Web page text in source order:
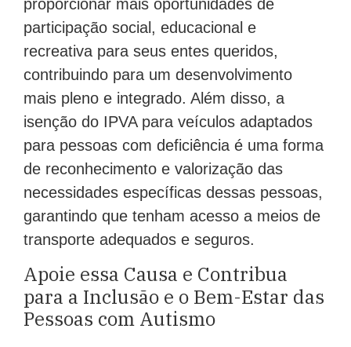
proporcionar mais oportunidades de
participação social, educacional e
recreativa para seus entes queridos,
contribuindo para um desenvolvimento
mais pleno e integrado. Além disso, a
isenção do IPVA para veículos adaptados
para pessoas com deficiência é uma forma
de reconhecimento e valorização das
necessidades específicas dessas pessoas,
garantindo que tenham acesso a meios de
transporte adequados e seguros.
Apoie essa Causa e Contribua
para a Inclusão e o Bem-Estar das
Pessoas com Autismo